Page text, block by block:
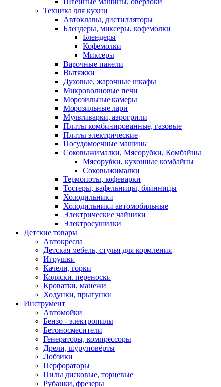
Швейные машины, оверлоки
Техника для кухни
Автоклавы, дистилляторы
Блендеры, миксеры, кофемолки
Блендеры
Кофемолки
Миксеры
Варочные панели
Вытяжки
Духовые, жарочные шкафы
Микроволновые печи
Морозильные камеры
Морозильные лари
Мультиварки, аэрогрили
Плиты комбинированные, газовые
Плиты электрические
Посудомоечные машины
Соковыжималки, Мясорубки, Комбайны
Мясорубки, кухонные комбайны
Соковыжималки
Термопоты, кофеварки
Тостеры, вафельницы, блинницы
Холодильники
Холодильники автомобильные
Электрические чайники
Электросушилки
Детские товары
Автокресла
Детская мебель, стулья для кормления
Игрушки
Качели, горки
Коляски. переноски
Кроватки, манежи
Ходунки, прыгунки
Инструмент
Автомойки
Бензо - электропилы
Бетоносмесители
Генераторы, компрессоры
Дрели, шуруповёрты
Лобзики
Перфораторы
Пилы дисковые, торцевые
Рубанки, фрезеры